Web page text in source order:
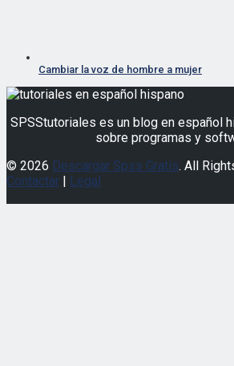
SPSStutoriales es un blog en español
sobre programas y
© 2026Descargar Spss Gratis. All